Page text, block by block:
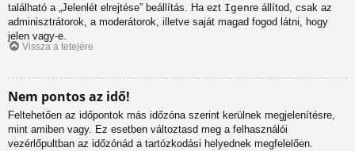
található a „Jelenlét elrejtése” beállítás. Ha ezt Igenre állítod, csak az
adminisztrátorok, a moderátorok, illetve saját magad fogod látni, hogy
jelen vagy-e.
Vissza a tetejére
Nem pontos az idő!
Feltehetően az időpontok más időzóna szerint kerülnek megjelenítésre,
mint amiben vagy. Ez esetben változtasd meg a felhasználói
vezérlőpultban az időzónád a tartózkodási helyednek megfelelően.